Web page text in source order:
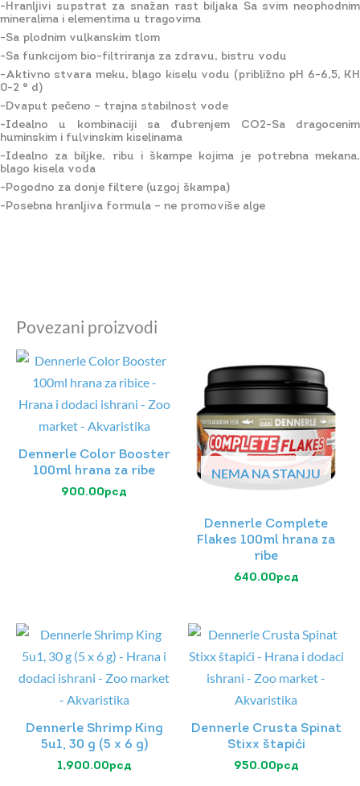
-Hranljivi supstrat za snažan rast biljaka Sa svim neophodnim
mineralima i elementima u tragovima
-Sa plodnim vulkanskim tlom
-Sa funkcijom bio-filtriranja za zdravu, bistru vodu
-Aktivno stvara meku, blago kiselu vodu (približno pH 6-6,5, KH
0-2 ° d)
-Dvaput pečeno – trajna stabilnost vode
-Idealno u kombinaciji sa đubrenjem CO2-Sa dragocenim
huminskim i fulvinskim kiselinama
-Idealno za biljke, ribu i škampe kojima je potrebna mekana,
blago kisela voda
-Pogodno za donje filtere (uzgoj škampa)
-Posebna hranljiva formula – ne promoviše alge
Povezani proizvodi
Dennerle Color Booster
100ml hrana za ribe
900.00рсд
NEMA NA STANJU
Dennerle Complete
Flakes 100ml hrana za
ribe
640.00рсд
Dennerle Shrimp King
5u1, 30 g (5 x 6 g)
1,900.00рсд
Dennerle Crusta Spinat
Stixx štapići
950.00рсд